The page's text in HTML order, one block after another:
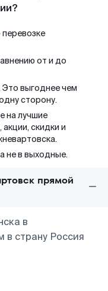
перевозке
от и до
Это выгоднее чем
сторону.
на лучшие
скидки и
не в выходные.
прямой
в
в страну Россия